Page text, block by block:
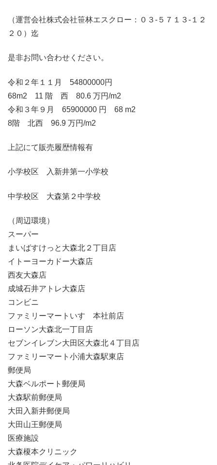
（運営会社株式会社笹林エスクロー：０３-５７１３-１２
２０）迄
是非お問い合わせください。
令和２年１１月 54800000円
68m2 11 階 西 80.6 万円/m2
令和３年９月 65900000 円 68 m2
8階 北西 96.9 万円/m2
上記にて販売履歴情報有
小学校区 入新井第一小学校
中学校区 大森第２中学校
（周辺環境）
スーパー
まいばすけっと大森北２丁目店
イトーヨーカドー大森店
西友大森店
成城石井アトレ大森店
コンビニ
ファミリーマートいすゞ本社前店
ローソン大森北一丁目店
セブンイレブン大田区大森北４丁目店
ファミリーマート小浦大森駅東店
郵便局
大森ベルポート郵便局
大森駅前郵便局
大田入新井郵便局
大田山王郵便局
医療施設
大森榎本クリニック